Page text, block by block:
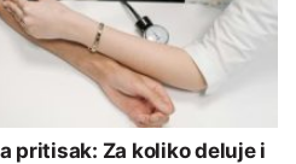
pritisak: Za koliko deluje i